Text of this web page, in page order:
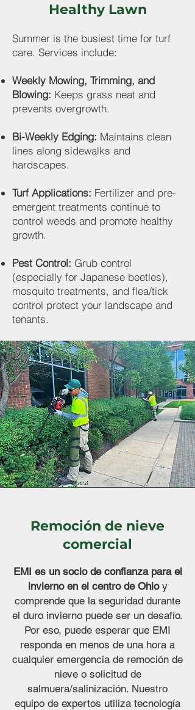
Healthy Lawn
Summer is the busiest time for turf
care. Services include:
Weekly Mowing, Trimming, and
Blowing: Keeps grass neat and
prevents overgrowth.
Bi-Weekly Edging: Maintains clean
lines along sidewalks and
hardscapes.
Turf Applications: Fertilizer and pre-
emergent treatments continue to
control weeds and promote healthy
growth.
Pest Control: Grub control
(especially for Japanese beetles),
mosquito treatments, and flea/tick
control protect your landscape and
tenants.
Remoción de nieve
comercial
EMI es un socio de confianza para el
invierno en el centro de Ohioy
comprende que la seguridad durante
el duro invierno puede ser un desafío.
Por eso, puede esperar que EMI
responda en menos de una hora a
cualquier emergencia de remoción de
nieve o solicitud de
salmuera/salinización. Nuestro
equipo de expertos utiliza tecnología